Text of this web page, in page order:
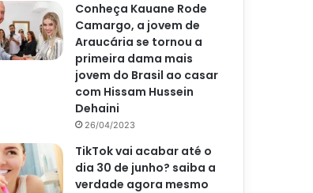
Conheça Kauane Rode
Camargo, a jovem de
Araucária se tornou a
primeira dama mais
jovem do Brasil ao casar
com Hissam Hussein
Dehaini
26/04/2023
TikTok vai acabar até o
dia 30 de junho? saiba a
verdade agora mesmo